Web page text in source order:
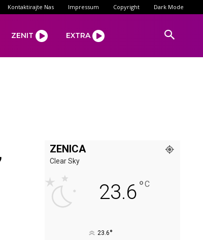
Kontaktirajte Nas Impressum Copyright Dark Mode
ZENIT EXTRA
ZENICA
Clear Sky
23.6°C
23.6°